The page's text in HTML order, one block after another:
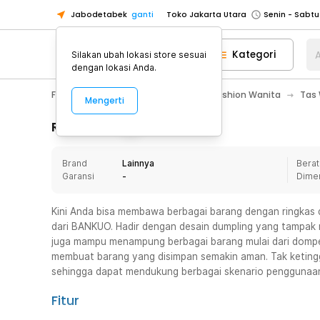
Jabodetabek ganti Toko Jakarta Utara
Toko Tangerang
Toko Cikupa
Pick n Go Jakarta Barat
Senin -
Pick n Go Bekasi
Senin - Jumat
Senin - Jumat
Senin -
Senin -
Toko Tangerang
Toko Cikupa
Pick n Go Jakarta Barat
Senin -
Pick n Go Bekasi
Senin - Jumat
Kategori
Fashion, Make Up & Beauty Care Fashion Wanita Tas
Rincian Produk
Brand
Lainnya
Garansi
-
Kini Anda bisa membawa berbagai barang dengan
dari BANKUO. Hadir dengan desain dumpling yang
juga mampu menampung berbagai barang mulai dari
membuat barang yang disimpan semakin aman. Tak
sehingga dapat mendukung berbagai skenario
Fitur
Silakan ubah lokasi store sesuai
dengan lokasi Anda.
Mengerti